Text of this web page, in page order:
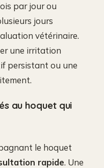
par jour ou
jours
vétérinaire.
une irritation
persistant ou une
au hoquet qui
le hoquet
rapide. Une